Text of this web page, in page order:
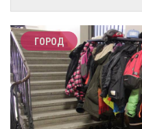
ГОРОД